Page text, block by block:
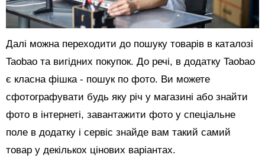
Далі можна переходити до пошуку товарів в каталозі
Taobao та вигідних покупок. До речі, в додатку Taobao
є класна фішка - пошук по фото. Ви можете
сфотографувати будь яку річ у магазині або знайти
фото в інтернеті, завантажити фото у спеціальне
поле в додатку і сервіс знайде вам такий самий
товар у декількох цінових варіантах.